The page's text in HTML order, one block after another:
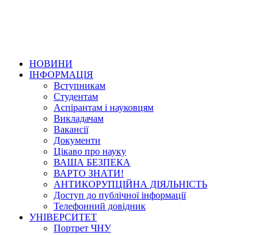
НОВИНИ
ІНФОРМАЦІЯ
Вступникам
Студентам
Аспірантам і науковцям
Викладачам
Вакансії
Документи
Цікаво про науку
ВАША БЕЗПЕКА
ВАРТО ЗНАТИ!
АНТИКОРУПЦІЙНА ДІЯЛЬНІСТЬ
Доступ до публічної інформації
Телефонний довідник
УНІВЕРСИТЕТ
Портрет ЧНУ